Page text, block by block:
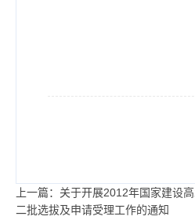
上一篇：关于开展2012年国家建设
二批选拔及申请受理工作的通知